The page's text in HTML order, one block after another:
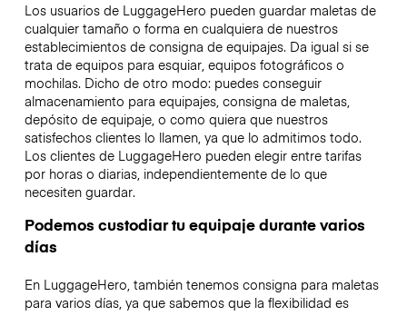
Los usuarios de LuggageHero pueden guardar maletas de
cualquier tamaño o forma en cualquiera de nuestros
establecimientos de consigna de equipajes. Da igual si se
trata de equipos para esquiar, equipos fotográficos o
mochilas. Dicho de otro modo: puedes conseguir
almacenamiento para equipajes, consigna de maletas,
depósito de equipaje, o como quiera que nuestros
satisfechos clientes lo llamen, ya que lo admitimos todo.
Los clientes de LuggageHero pueden elegir entre tarifas
por horas o diarias, independientemente de lo que
necesiten guardar.
Podemos custodiar tu equipaje durante varios
días
En LuggageHero, también tenemos consigna para maletas
para varios días, ya que sabemos que la flexibilidad es